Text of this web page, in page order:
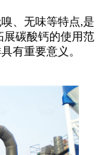
、无味等特点,是
展碳酸钙的使用范
有重要意义。